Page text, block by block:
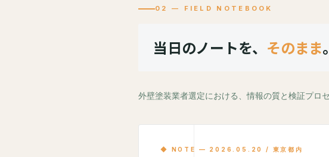
02 — FIELD NOTEBOOK
当日のノートを、 そのまま。
外壁塗装業者選定における、情報の質と検証プロ
◆ NOTE — 2026.05.20 / 東京都内